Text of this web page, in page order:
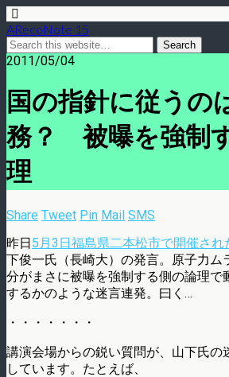
ARecoNote 15
2011/05/04
国の指針に従うの
務？ 被曝を強制
理
Share Tweet Pin Mail SMS
昨日5月3日福島県二本松市で開催され
下俊一氏（長崎大）の発言。原子力ム
分がまさに被曝を強制する側の論理で
するかのような迷言連発。曰く…
・・・・・・・
講演会場からの鋭い質問が、山下氏の
しています。たとえば、